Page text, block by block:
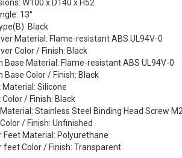
W100 x D140 x H52
13°
Black
Material: Flame-resistant ABS UL94V-0
Color / Finish: Black
Base Material: Flame-resistant ABS UL94V-0
Base Color / Finish: Black
Material: Silicone
Color / Finish: Black
Stainless Steel Binding Head Screw
/ Finish: Unfinished
Feet Material: Polyurethane
feet Color / Finish: Transparent